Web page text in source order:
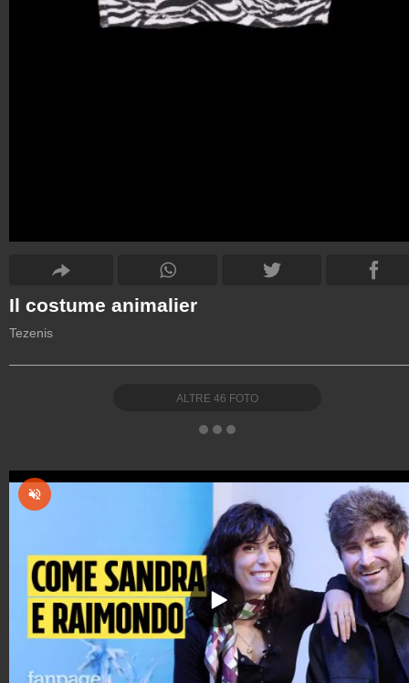
Il costume animalier
Tezenis
ALTRE 46 FOTO